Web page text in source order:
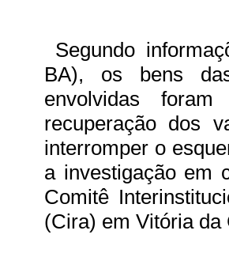
Segundo
BA), os bens
envolvidas
recuperação dos
interromper o
a investigação em
Comitê
(Cira) em Vitória da